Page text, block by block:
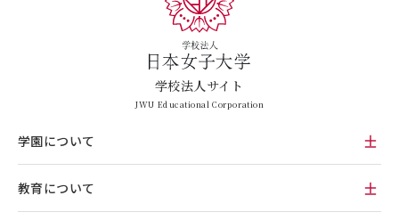
学校法人サイト
JWU Educational Corporation
学園について
教育について